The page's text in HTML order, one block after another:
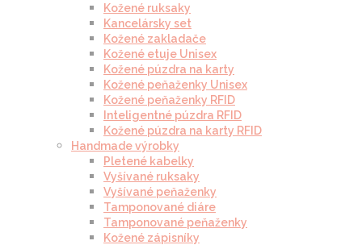
Kožené ruksaky
Kancelársky set
Kožené zakladače
Kožené etuje Unisex
Kožené púzdra na karty
Kožené peňaženky Unisex
Kožené peňaženky RFID
Inteligentné púzdra RFID
Kožené púzdra na karty RFID
Handmade výrobky
Pletené kabelky
Vyšívané ruksaky
Vyšívané peňaženky
Tamponované diáre
Tamponované peňaženky
Kožené zápisníky